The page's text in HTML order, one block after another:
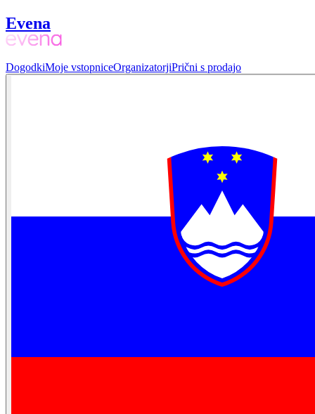
Evena
DogodkiMoje vstopniceOrganizatorjiPrični s prodajo